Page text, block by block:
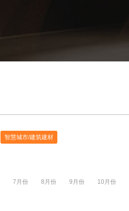
智慧城市/建筑建材
7月份 8月份 9月份 10月份